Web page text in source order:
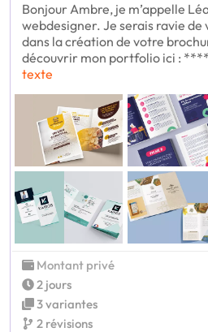
Bonjour Ambre, je m’appelle
webdesigner. Je serais ravie de
dans la création de votre
découvrir mon portfolio ici :
texte
Montant privé
2 jours
3 variantes
2 révisions